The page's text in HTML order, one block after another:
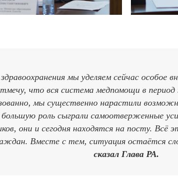
мы уделяем сейчас
что вся система медпомощи в период
мы существенно нарастили
большую роль сыграли самоотверженные
они и сегодня находятся на посту. Всё
Вместе с тем, ситуация остаётся
сказал Глава РА.